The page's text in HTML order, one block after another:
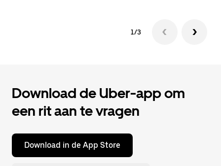
1/3
Download de Uber-app om
een rit aan te vragen
Download in de App Store